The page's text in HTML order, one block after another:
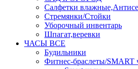
Салфетки
Стремянки/Стойки
Уборочный инвентарь
Шпагат,веревки
ЧАСЫ ВСЕ
Будильники
Фитнес-браслеты/SMART